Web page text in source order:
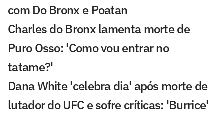
com Do Bronx e Poatan
Charles do Bronx lamenta morte de
Puro Osso: 'Como vou entrar no
tatame?'
Dana White 'celebra dia' após morte de
lutador do UFC e sofre críticas: 'Burrice'